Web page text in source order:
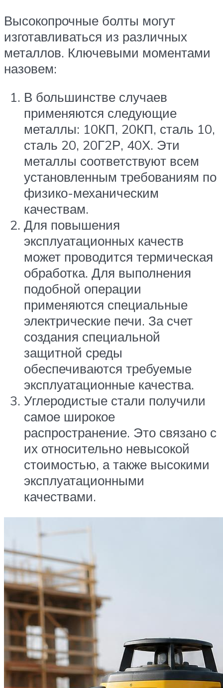
Высокопрочные болты могут
изготавливаться из различных
металлов. Ключевыми моментами
назовем:
В большинстве случаев
применяются следующие
металлы: 10КП, 20КП, сталь 10,
сталь 20, 20Г2Р, 40Х. Эти
металлы соответствуют всем
установленным требованиям по
физико-механическим
качествам.
Для повышения
эксплуатационных качеств
может проводится термическая
обработка. Для выполнения
подобной операции
применяются специальные
электрические печи. За счет
создания специальной
защитной среды
обеспечиваются требуемые
эксплуатационные качества.
Углеродистые стали получили
самое широкое
распространение. Это связано с
их относительно невысокой
стоимостью, а также высокими
эксплуатационными
качествами.